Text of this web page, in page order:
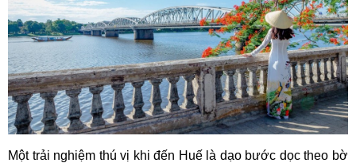
Một trải nghiệm thú vị khi đến Huế là dạo bước dọc theo bờ